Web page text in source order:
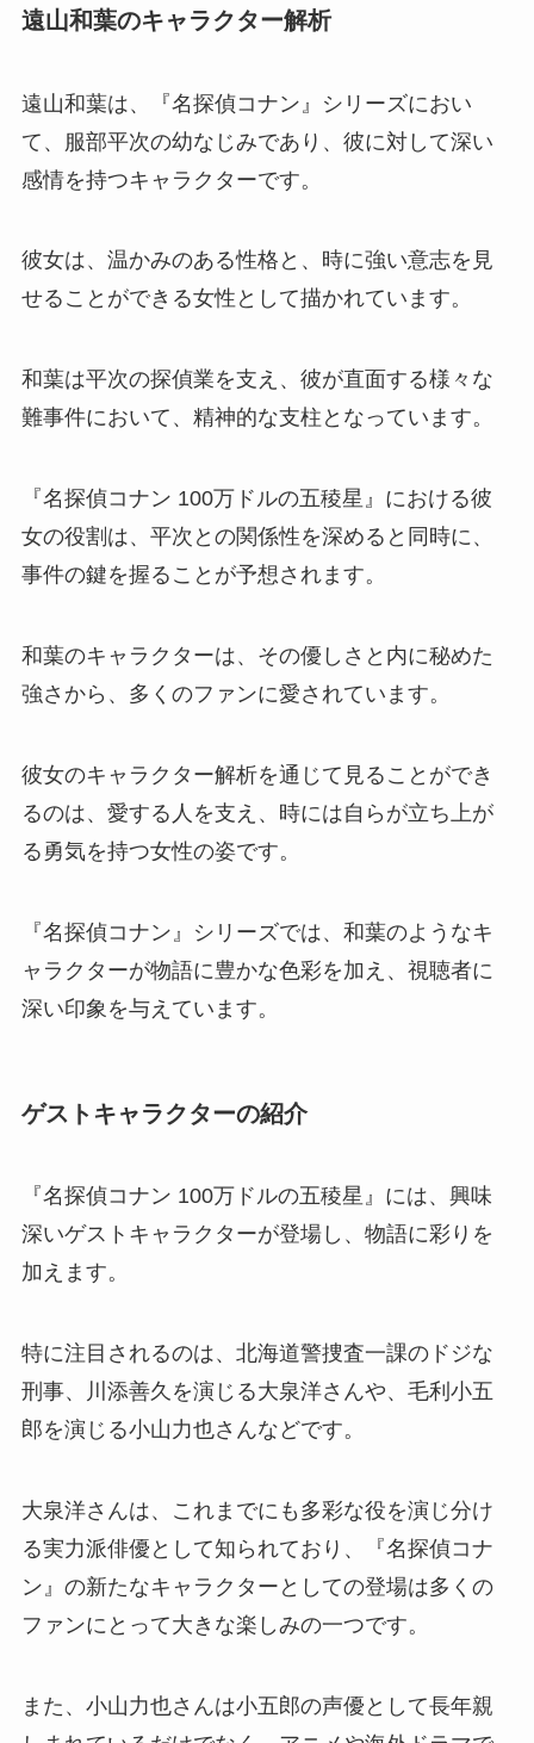
遠山和葉のキャラクター解析
遠山和葉は、『名探偵コナン』シリーズにおい
て、服部平次の幼なじみであり、彼に対して深い
感情を持つキャラクターです。
彼女は、温かみのある性格と、時に強い意志を見
せることができる女性として描かれています。
和葉は平次の探偵業を支え、彼が直面する様々な
難事件において、精神的な支柱となっています。
『名探偵コナン 100万ドルの五稜星』における彼
女の役割は、平次との関係性を深めると同時に、
事件の鍵を握ることが予想されます。
和葉のキャラクターは、その優しさと内に秘めた
強さから、多くのファンに愛されています。
彼女のキャラクター解析を通じて見ることができ
るのは、愛する人を支え、時には自らが立ち上が
る勇気を持つ女性の姿です。
『名探偵コナン』シリーズでは、和葉のようなキ
ャラクターが物語に豊かな色彩を加え、視聴者に
深い印象を与えています。
ゲストキャラクターの紹介
『名探偵コナン 100万ドルの五稜星』には、興味
深いゲストキャラクターが登場し、物語に彩りを
加えます。
特に注目されるのは、北海道警捜査一課のドジな
刑事、川添善久を演じる大泉洋さんや、毛利小五
郎を演じる小山力也さんなどです。
大泉洋さんは、これまでにも多彩な役を演じ分け
る実力派俳優として知られており、『名探偵コナ
ン』の新たなキャラクターとしての登場は多くの
ファンにとって大きな楽しみの一つです。
また、小山力也さんは小五郎の声優として長年親